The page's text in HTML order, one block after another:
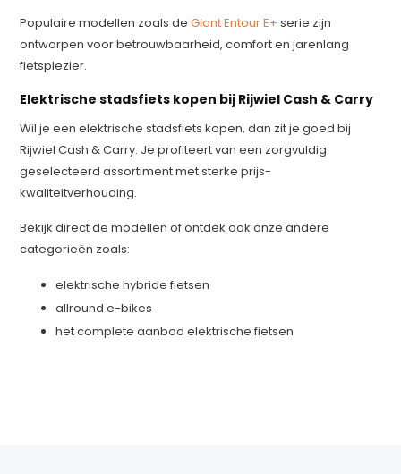
Populaire modellen zoals deGiant Entour E+ serie zijn
ontworpen voor betrouwbaarheid, comfort en jarenlang
fietsplezier.
Elektrische stadsfiets kopen bij Rijwiel Cash & Carry
Wil je een elektrische stadsfiets kopen, dan zit je goed bij
Rijwiel Cash & Carry. Je profiteert van een zorgvuldig
geselecteerd assortiment met sterke prijs-
kwaliteitverhouding.
Bekijk direct de modellen of ontdek ook onze andere
categorieën zoals:
elektrische hybride fietsen
allround e-bikes
het complete aanbod elektrische fietsen